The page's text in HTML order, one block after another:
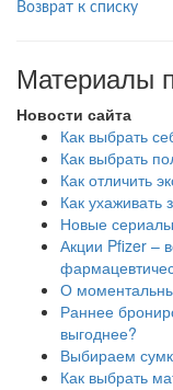
Возврат к списку
Материалы
Новости сайта
Как выбрать
Как выбрать
Как отличить
Как ухаживать
Новые
Акции Pfizer –
О
Раннее
выгоднее?
Выбираем
Как выбрать